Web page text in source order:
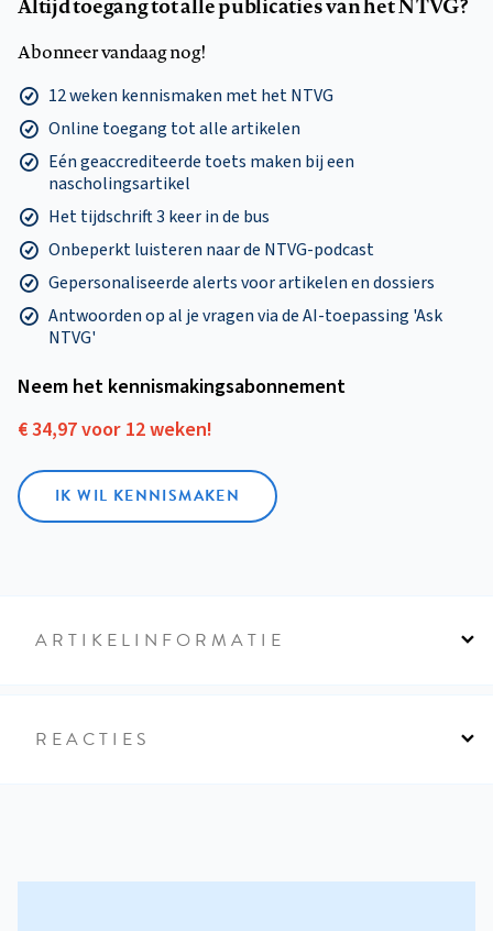
Abonneer vandaag nog!
12 weken kennismaken met het NTVG
Online toegang tot alle artikelen
Eén geaccrediteerde toets maken bij een
nascholingsartikel
Het tijdschrift 3 keer in de bus
Onbeperkt luisteren naar de NTVG-podcast
Gepersonaliseerde alerts voor artikelen en dossiers
Antwoorden op al je vragen via de AI-toepassing 'Ask
NTVG'
Neem het kennismakings­abonnement
€ 34,97 voor 12 weken!
IK WIL KENNISMAKEN
ARTIKELINFORMATIE
REACTIES